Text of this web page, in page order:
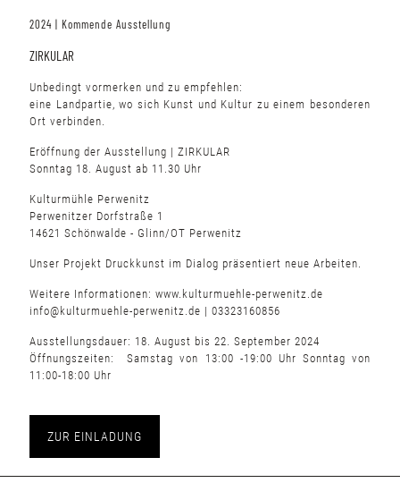
2024 | Kommende Ausstellung
ZIRKULAR
Unbedingt vormerken und zu empfehlen:
eine Landpartie, wo sich Kunst und Kultur zu einem besonderen
Ort verbinden.
Eröffnung der Ausstellung | ZIRKULAR
Sonntag 18. August ab 11.30 Uhr
Kulturmühle Perwenitz
Perwenitzer Dorfstraße 1
14621 Schönwalde - Glinn/OT Perwenitz
Unser Projekt Druckkunst im Dialog präsentiert neue Arbeiten.
Weitere Informationen: www.kulturmuehle-perwenitz.de
info@kulturmuehle-perwenitz.de | 03323160856
Ausstellungsdauer: 18. August bis 22. September 2024
Öffnungszeiten: Samstag von 13:00 -19:00 Uhr Sonntag von
11:00-18:00 Uhr
ZUR EINLADUNG